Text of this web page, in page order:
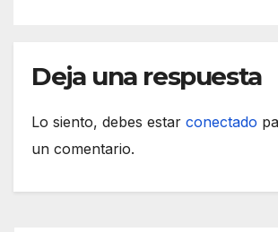
Deja una respuesta
Lo siento, debes estar conectado
un comentario.